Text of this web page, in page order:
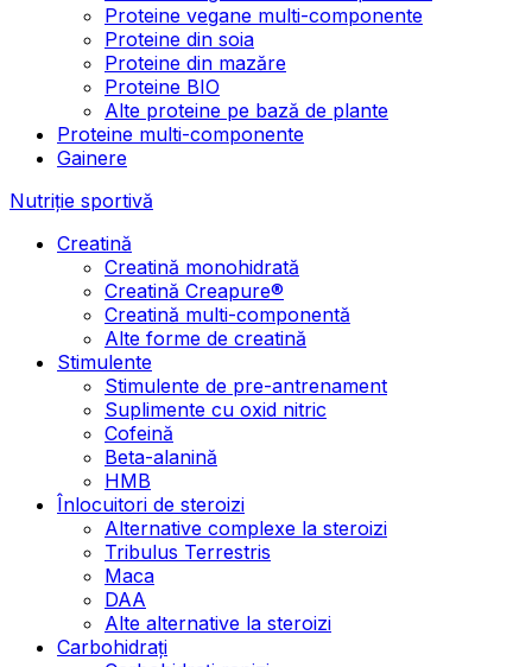
Proteine vegane multi-componente
Proteine din soia
Proteine din mazăre
Proteine BIO
Alte proteine pe bază de plante
Proteine multi-componente
Gainere
Nutriție sportivă
Creatină
Creatină monohidrată
Creatină Creapure®
Creatină multi-componentă
Alte forme de creatină
Stimulente
Stimulente de pre-antrenament
Suplimente cu oxid nitric
Cofeină
Beta-alanină
HMB
Înlocuitori de steroizi
Alternative complexe la steroizi
Tribulus Terrestris
Maca
DAA
Alte alternative la steroizi
Carbohidrați